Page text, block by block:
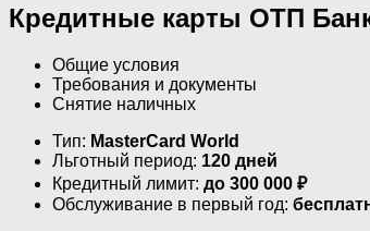
Кредитные карты ОТП
Общие условия
Требования и документы
Снятие наличных
Тип: MasterСard World
Льготный период: 120 дней
Кредитный лимит: до 300 000 ₽
Обслуживание в первый год: